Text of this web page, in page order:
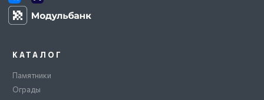
КАТАЛОГ
Памятники
Ограды